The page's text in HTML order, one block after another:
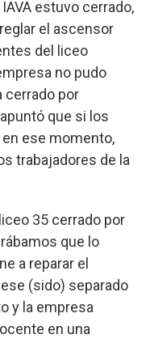
estuvo cerrado,
el ascensor
del liceo
no pudo
cerrado por
que si los
ese momento,
trabajadores de la
35 cerrado por
que lo
a reparar el
(sido) separado
y la empresa
en una